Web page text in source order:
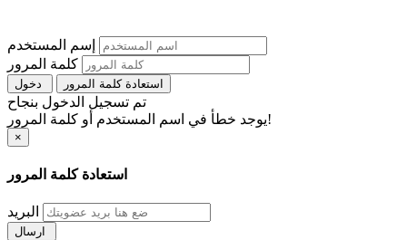
إسم المستخدم
كلمة المرور
استعادة كلمة المرور
تم تسجيل الدخول بنجاح
يوجد خطأ في اسم المستخدم أو كلمة المرور!
×
استعادة كلمة المرور
البريد